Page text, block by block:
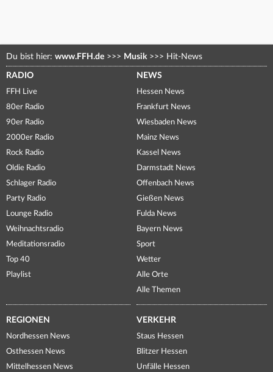
Du bist hier: www.FFH.de >>> Musik >>> Hit-News
RADIO
FFH Live
80er Radio
90er Radio
2000er Radio
Rock Radio
Oldie Radio
Schlager Radio
Party Radio
Lounge Radio
Weihnachtsradio
Meditationsradio
Top 40
Playlist
NEWS
Hessen News
Frankfurt News
Wiesbaden News
Mainz News
Kassel News
Darmstadt News
Offenbach News
Gießen News
Fulda News
Bayern News
Sport
Wetter
Alle Orte
Alle Themen
REGIONEN
Nordhessen News
Osthessen News
Mittelhessen News
VERKEHR
Staus Hessen
Blitzer Hessen
Unfälle Hessen